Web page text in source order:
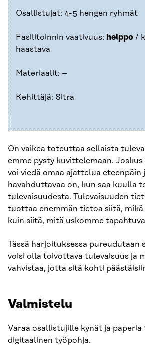
Osallistujat: 4-5 hengen ryhmät
Fasilitoinnin vaativuus: helppo /
haastava
Materiaalit: –
Kehittäjä: Sitra
On vaikea toteuttaa sellaista
emme pysty kuvittelemaan.
voi viedä omaa ajattelua eteenpäin
havahduttavaa on, kun saa kuulla
tulevaisuudesta. Tulevaisuuden
tuottaa enemmän tietoa siitä,
kuin siitä, mitä uskomme
Tässä harjoituksessa pureudutaan
voisi olla toivottava tulevaisuus ja
vahvistaa, jotta sitä kohti
Valmistelu
Varaa osallistujille kynät ja paperia
digitaalinen työpohja.